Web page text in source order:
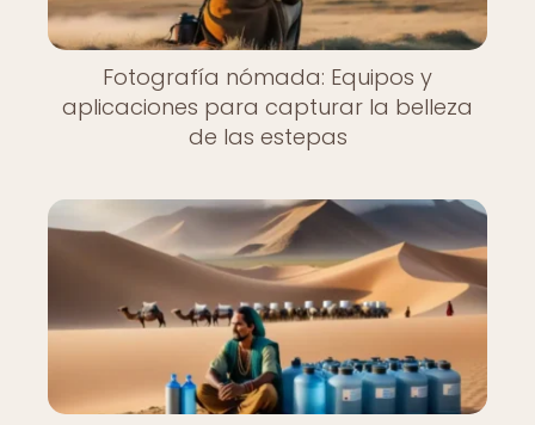
Fotografía nómada: Equipos y
aplicaciones para capturar la belleza
de las estepas